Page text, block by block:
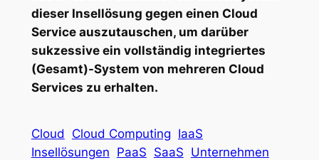
dieser Insellösung gegen einen Cloud
Service auszutauschen, um darüber
sukzessive ein vollständig integriertes
(Gesamt)-System von mehreren Cloud
Services zu erhalten.
Cloud Cloud Computing IaaS
Insellösungen PaaS SaaS Unternehmen